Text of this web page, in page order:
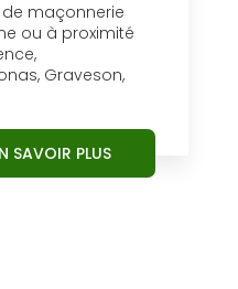
maçonnerie
ou à proximité
Graveson,
SAVOIR PLUS